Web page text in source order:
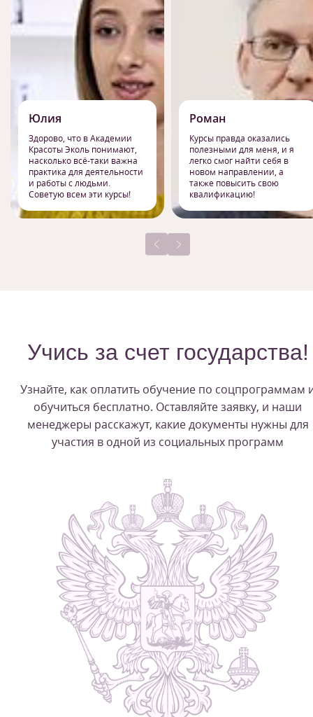
Юлия
Здорово, что в Академии
Красоты Эколь понимают,
насколько всё-таки важна
практика для деятельности
и работы с людьми.
Советую всем эти курсы!
Роман
Курсы правда оказались
полезными для меня, и я
легко смог найти себя в
новом направлении, а
также повысить свою
квалификацию!
Учись за счет государства!
Узнайте, как оплатить обучение по соцпрограммам
обучиться бесплатно. Оставляйте заявку, и наши
менеджеры расскажут, какие документы нужны для
участия в одной из социальных программ